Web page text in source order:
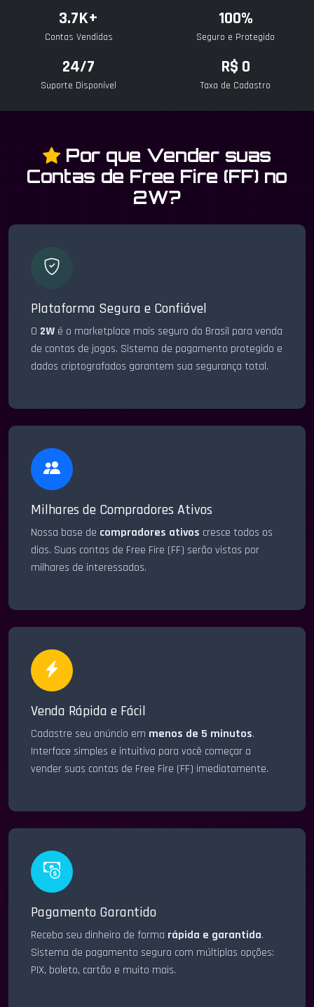
3.7K+
Contas Vendidas
100%
Seguro e Protegido
24/7
Suporte Disponível
R$ 0
Taxa de Cadastro
Por que Vender suas
Contas de Free Fire (FF) no
2W?
Plataforma Segura e Confiável
O 2W é o marketplace mais seguro do Brasil para venda
de contas de jogos. Sistema de pagamento protegido e
dados criptografados garantem sua segurança total.
Milhares de Compradores Ativos
Nossa base de compradores ativos cresce todos os
dias. Suas contas de Free Fire (FF) serão vistas por
milhares de interessados.
Venda Rápida e Fácil
Cadastre seu anúncio em menos de 5 minutos.
Interface simples e intuitiva para você começar a
vender suas contas de Free Fire (FF) imediatamente.
Pagamento Garantido
Receba seu dinheiro de forma rápida e garantida.
Sistema de pagamento seguro com múltiplas opções:
PIX, boleto, cartão e muito mais.